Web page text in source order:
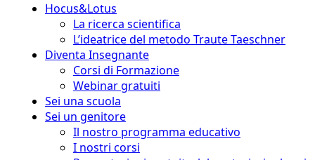
Hocus&Lotus
La ricerca scientifica
L’ideatrice del metodo Traute Taeschner
Diventa Insegnante
Corsi di Formazione
Webinar gratuiti
Sei una scuola
Sei un genitore
Il nostro programma educativo
I nostri corsi